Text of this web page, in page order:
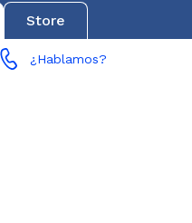
Store
¿Hablamos?